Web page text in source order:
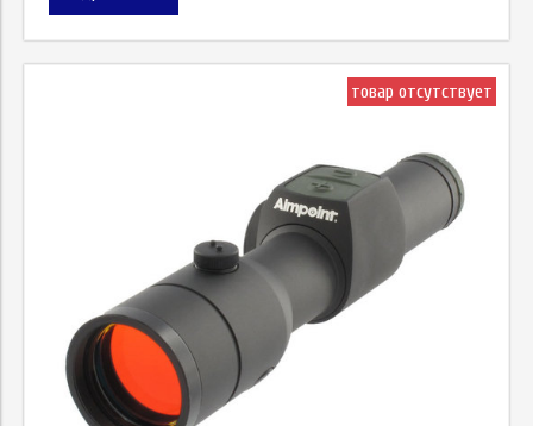
товар отсутствует